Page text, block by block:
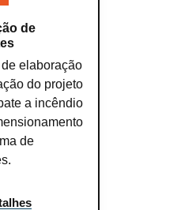
de
elaboração
do projeto
a incêndio
de